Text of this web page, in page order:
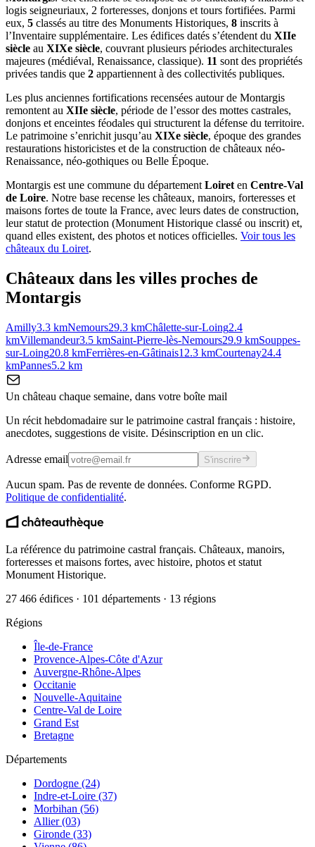
logis seigneuriaux, 2 forteresses, donjons et tours fortifiées. Parmi
eux, 5 classés au titre des Monuments Historiques, 8 inscrits à
l’Inventaire supplémentaire. Les édifices datés s’étendent du XIIe
siècle au XIXe siècle, couvrant plusieurs périodes architecturales
majeures (médiéval, Renaissance, classique). 11 sont des propriétés
privées tandis que 2 appartiennent à des collectivités publiques.
Les plus anciennes fortifications recensées autour de Montargis
remontent au XIIe siècle, période de l’essor des mottes castrales,
donjons et enceintes féodales qui structurent la défense du territoire.
Le patrimoine s’enrichit jusqu’au XIXe siècle, époque des grandes
restaurations historicistes et de la construction de châteaux néo-
Renaissance, néo-gothiques ou Belle Époque.
Montargis est une commune du départementLoireten Centre-Val
de Loire. Notre base recense les châteaux, manoirs, forteresses et
maisons fortes de toute la France, avec leurs dates de construction,
leur statut de protection (Monument Historique classé ou inscrit) et,
quand elles existent, des photos et notices officielles. Voir tous les
châteaux du Loiret.
Châteaux dans les villes proches de
Montargis
Amilly3.3 kmNemours29.3 kmChâlette-sur-Loing2.4
kmVillemandeur3.5 kmSaint-Pierre-lès-Nemours29.9 kmSouppes-
sur-Loing20.8 kmFerrières-en-Gâtinais12.3 kmCourtenay24.4
kmPannes5.2 km
Un château chaque semaine, dans votre boîte mail
Un récit hebdomadaire sur le patrimoine castral français : histoire,
anecdotes, suggestions de visite. Désinscription en un clic.
Adresse email S'inscrire
Aucun spam. Pas de revente de données. Conforme RGPD.
Politique de confidentialité.
La référence du patrimoine castral français. Châteaux, manoirs,
forteresses et maisons fortes, avec histoire, photos et statut
Monument Historique.
27 466 édifices · 101 départements · 13 régions
Régions
Île-de-France
Provence-Alpes-Côte d'Azur
Auvergne-Rhône-Alpes
Occitanie
Nouvelle-Aquitaine
Centre-Val de Loire
Grand Est
Bretagne
Départements
Dordogne (24)
Indre-et-Loire (37)
Morbihan (56)
Allier (03)
Gironde (33)